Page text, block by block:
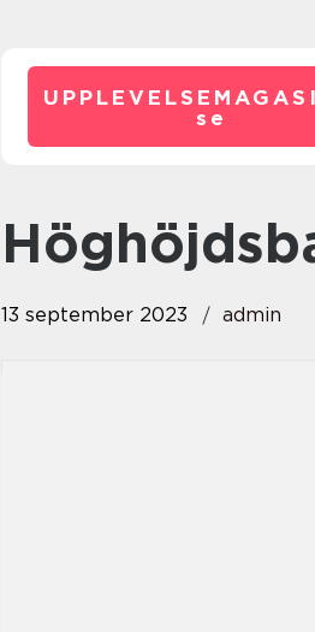
se
13 september 2023 admin